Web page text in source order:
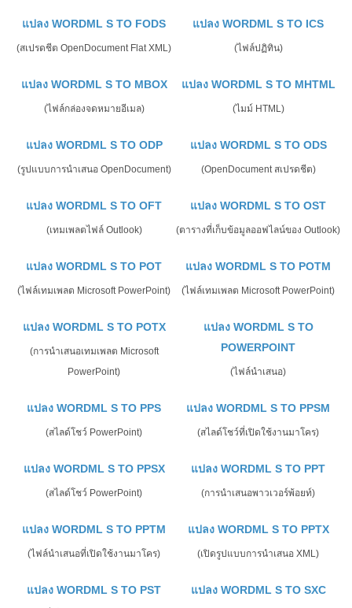
แปลง WORDML S TO FODS
(สเปรดชีต OpenDocument Flat XML)
แปลง WORDML S TO ICS
(ไฟล์ปฏิทิน)
แปลง WORDML S TO MBOX
(ไฟล์กล่องจดหมายอีเมล)
แปลง WORDML S TO MHTML
(ไมม์ HTML)
แปลง WORDML S TO ODP
(รูปแบบการนำเสนอ OpenDocument)
แปลง WORDML S TO ODS
(OpenDocument สเปรดชีต)
แปลง WORDML S TO OFT
(เทมเพลตไฟล์ Outlook)
แปลง WORDML S TO OST
(ตารางที่เก็บข้อมูลออฟไลน์ของ Outlook)
แปลง WORDML S TO POT
(ไฟล์เทมเพลต Microsoft PowerPoint)
แปลง WORDML S TO POTM
(ไฟล์เทมเพลต Microsoft PowerPoint)
แปลง WORDML S TO POTX
(การนำเสนอเทมเพลต Microsoft
PowerPoint)
แปลง WORDML S TO
POWERPOINT
(ไฟล์นำเสนอ)
แปลง WORDML S TO PPS
(สไลด์โชว์ PowerPoint)
แปลง WORDML S TO PPSM
(สไลด์โชว์ที่เปิดใช้งานมาโคร)
แปลง WORDML S TO PPSX
(สไลด์โชว์ PowerPoint)
แปลง WORDML S TO PPT
(การนำเสนอพาวเวอร์พ้อยท์)
แปลง WORDML S TO PPTM
(ไฟล์นำเสนอที่เปิดใช้งานมาโคร)
แปลง WORDML S TO PPTX
(เปิดรูปแบบการนำเสนอ XML)
แปลง WORDML S TO PST แปลง WORDML S TO SXC